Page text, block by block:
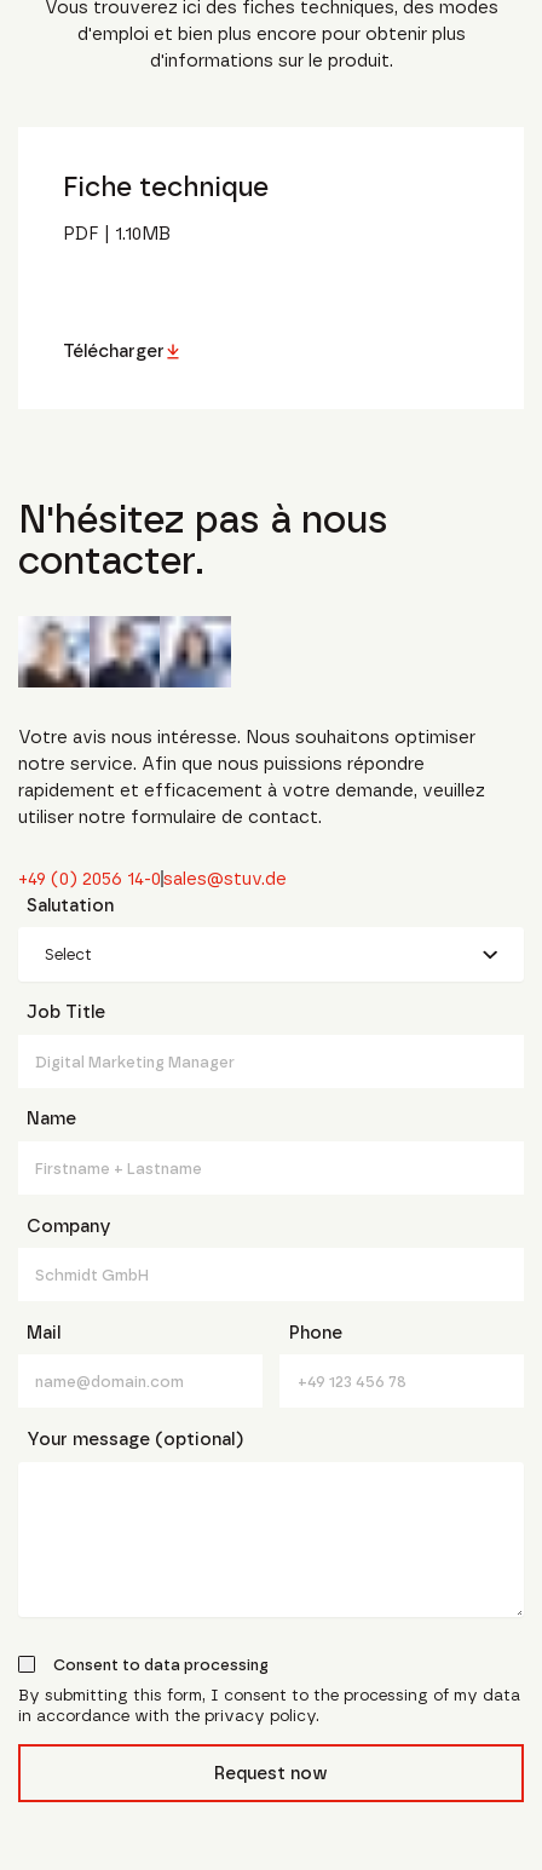
Vous trouverez ici des fiches techniques, des modes
d'emploi et bien plus encore pour obtenir plus
d'informations sur le produit.
Fiche technique
PDF 1.10 MB
Télécharger
N'hésitez pas à nous
contacter.
Votre avis nous intéresse. Nous souhaitons optimiser
notre service. Afin que nous puissions répondre
rapidement et efficacement à votre demande, veuillez
utiliser notre formulaire de contact.
+49 (0) 2056 14-0sales@stuv.de
Salutation
Select
Job Title
Name
Company
Mail Phone
Your message (optional)
Consent to data processing
By submitting this form, I consent to the processing of my data
in accordance with the privacy policy.
Request now